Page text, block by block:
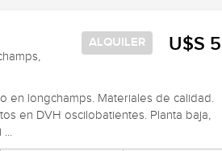
U$S
ALQUILER
en longchamps. Materiales de calidad.
en DVH oscilobatientes. Planta baja,
...